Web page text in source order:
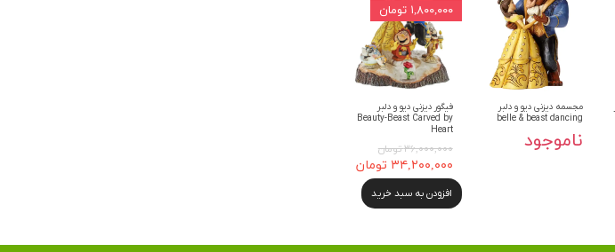
مجسمه دیزنی دیو و دلبر
belle & beast dancing
ناموجود
فیگور دیزنی دیو و دلبر
Beauty-Beast Carved by
Heart
۳۶,۰۰۰,۰۰۰ تومان
۳۴,۲۰۰,۰۰۰ تومان
افزودن به سبد خرید
۱,۸۰۰,۰۰۰ تومان